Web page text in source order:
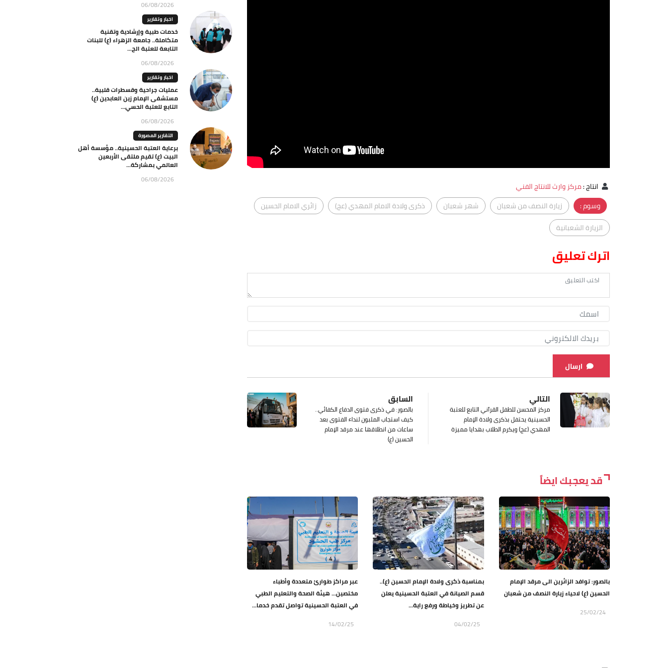
انتاج:مركز وارث للانتاج الفني
وسوم :
زيارة النصف من شعبان شهر شعبان ذكرى ولادة الامام المهدي (عج)
زائري الامام الحسين
الزيارة الشعبانية
اترك تعليق
ارسال
السابق
بالصور: في ذكرى فتوى الدفاع الكفائي..
كيف استجاب الملبون لنداء الفتوى بعد
ساعات من انطلاقها عند مرقد الإمام
الحسين (ع)
التالي
مركز المحسن للطفل القرآني التابع للعتبة
الحسينية يحتفل بذكرى ولادة الإمام
المهدي (عج) ويكرم الطلاب بهدايا مميزة
قد يعجبك ايضاً
بالصور: توافد الزائرين الى مرقد الإمام
الحسين (ع) لاحياء زيارة النصف من شعبان
25/02/24
بمناسبة ذكرى ولادة الإمام الحسين (ع)..
قسم الصيانة في العتبة الحسينية يعلن
عن تطريز وخياطة ورفع راية...
04/02/25
عبر مراكز طوارئ متعددة وأطباء
مختصين... هيئة الصحة والتعليم الطبي
في العتبة الحسينية تواصل تقدم خدما...
14/02/25
06/08/2026
اخبار وتقارير
خدمات طبية وإرشادية وتقنية
متكاملة.. جامعة الزهراء (ع) للبنات
التابعة للعتبة الح...
06/08/2026
اخبار وتقارير
عمليات جراحية وقسطرات قلبية..
مستشفى الإمام زين العابدين (ع)
التابع للعتبة الحسي...
06/08/2026
التقارير المصورة
برعاية العتبة الحسينية.. مؤسسة أهل
البيت (ع) تقيم ملتقى الأربعين
العالمي بمشاركة...
06/08/2026